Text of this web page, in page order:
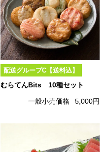
配送グループC【送料込】
むらてんBits 10種セット
一般小売価格 5,000円